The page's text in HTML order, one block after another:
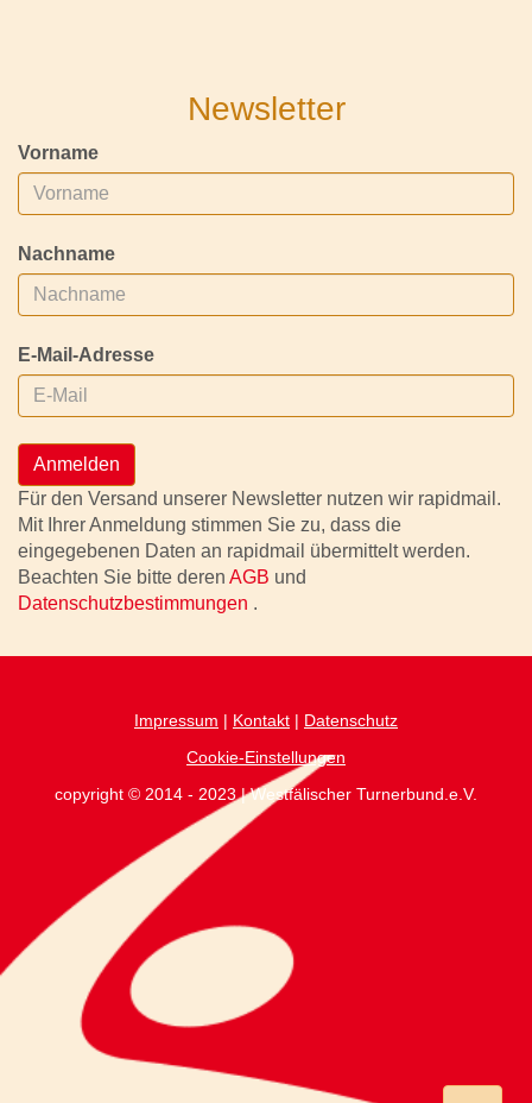
Newsletter
Vorname
Nachname
E-Mail-Adresse
Anmelden
Für den Versand unserer Newsletter nutzen wir rapidmail.
Mit Ihrer Anmeldung stimmen Sie zu, dass die
eingegebenen Daten an rapidmail übermittelt werden.
Beachten Sie bitte deren AGB und
Datenschutzbestimmungen .
Impressum | Kontakt | Datenschutz
Cookie-Einstellungen
copyright © 2014 - 2023 | Westfälischer Turnerbund.e.V.